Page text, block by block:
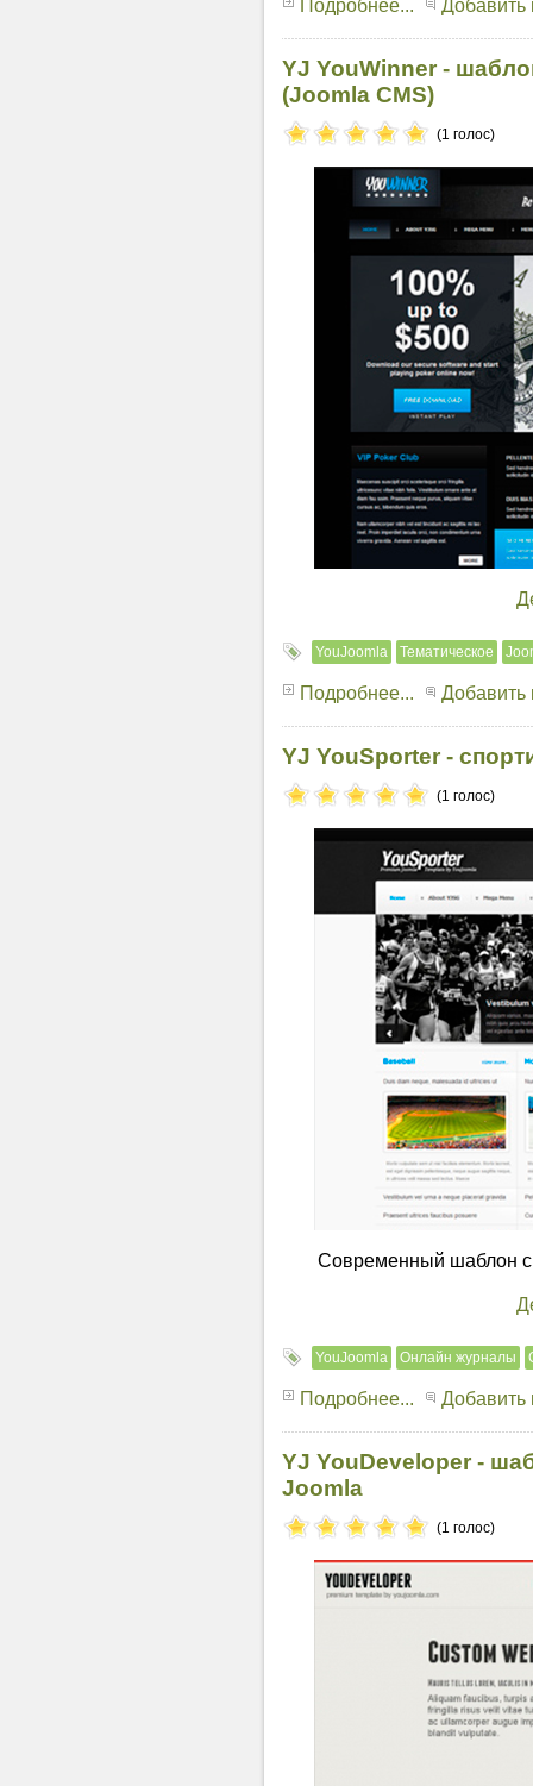
Подробнее... Добавить
YJ YouWinner -
(Joomla CMS)
(1 голос)
YouJoomla Тематическое
Подробнее... Добавить
YJ YouSporter -
(1 голос)
Современный шаблон
YouJoomla Онлайн журналы
Подробнее... Добавить
YJ YouDeveloper -
Joomla
(1 голос)